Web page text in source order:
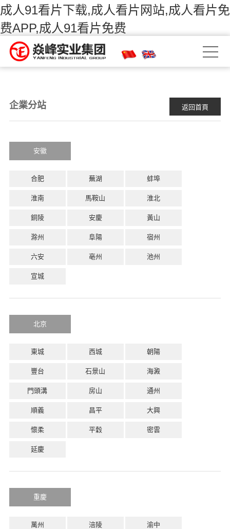
成人91看片下载,成人看片网站,成人看片免
费APP,成人91看片免费
企業分站 返回首頁
安徽
合肥 蕪湖 蚌埠
淮南 馬鞍山 淮北
銅陵 安慶 黃山
滁州 阜陽 宿州
六安 亳州 池州
宣城
北京
東城 西城 朝陽
豐台 石景山 海澱
門頭溝 房山 通州
順義 昌平 大興
懷柔 平穀 密雲
延慶
重慶
萬州 涪陵 渝中